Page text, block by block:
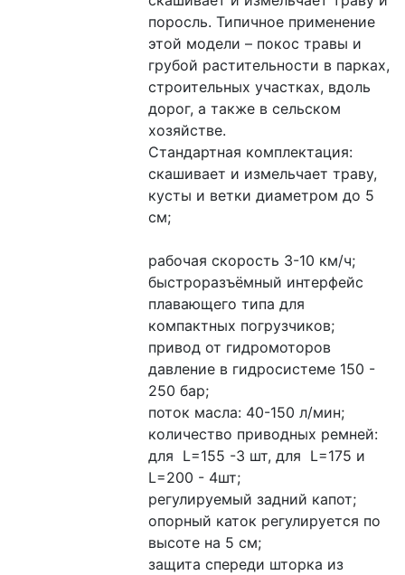
поросль. Типичное применение
этой модели – покос травы и
грубой растительности в парках,
строительных участках, вдоль
дорог, а также в сельском
хозяйстве.
Стандартная комплектация:
скашивает и измельчает траву,
кусты и ветки диаметром до 5
см;
рабочая скорость 3-10 км/ч;
быстроразъёмный интерфейс
плавающего типа для
компактных погрузчиков;
привод от гидромоторов
давление в гидросистеме 150 -
250 бар;
поток масла: 40-150 л/мин;
количество приводных ремней:
для  L=155 -3 шт, для  L=175 и
L=200 - 4шт;
регулируемый задний капот;
опорный каток регулируется по
высоте на 5 см;
защита спереди шторка из